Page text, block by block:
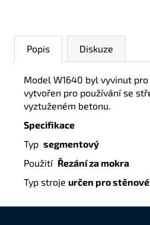
Popis Diskuze
Model W1640 byl vyvinut
vytvořen pro používání se
vyztuženém betonu.
Specifikace
Typ segmentový
Použití Řezání za mokra
Typ stroje určen pro